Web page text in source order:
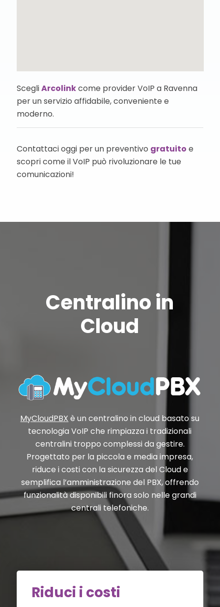
ScegliArcolinkcome provider VoIP a Ravenna
per un servizio affidabile, conveniente e
moderno.
Contattaci oggi per un preventivo gratuito e
scopri come il VoIP può rivoluzionare le tue
comunicazioni!
Centralino in
Cloud
MyCloudPBX è un centralino in cloud basato su
tecnologia VoIP che rimpiazza i tradizionali
centralini troppo complessi da gestire.
Progettato per la piccola e media impresa,
riduce i costi con la sicurezza del Cloud e
semplifica l’amministrazione del PBX, offrendo
funzionalità disponibili finora solo nelle grandi
centrali telefoniche.
Riduci i costi